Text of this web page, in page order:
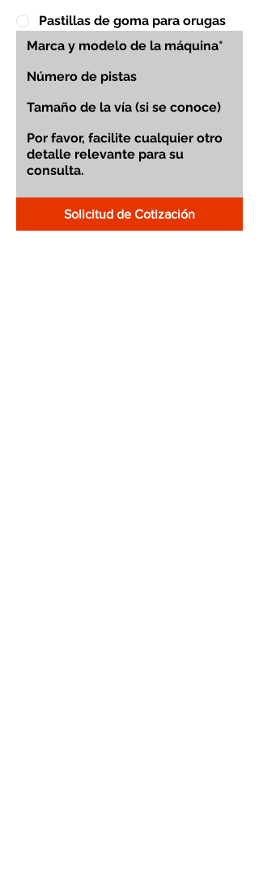
Pastillas de goma para orugas
Solicitud de Cotización